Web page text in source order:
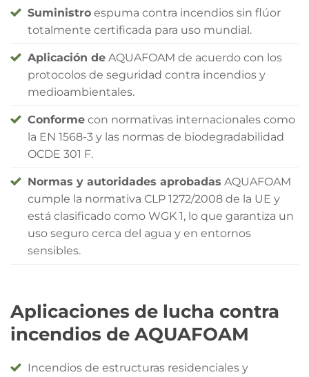
Suministro espuma contra incendios sin flúor
totalmente certificada para uso mundial.
Aplicación de AQUAFOAM de acuerdo con los
protocolos de seguridad contra incendios y
medioambientales.
Conforme con normativas internacionales como
la EN 1568-3 y las normas de biodegradabilidad
OCDE 301 F.
Normas y autoridades aprobadas AQUAFOAM
cumple la normativa CLP 1272/2008 de la UE y
está clasificado como WGK 1, lo que garantiza un
uso seguro cerca del agua y en entornos
sensibles.
Aplicaciones de lucha contra
incendios de AQUAFOAM
Incendios de estructuras residenciales y